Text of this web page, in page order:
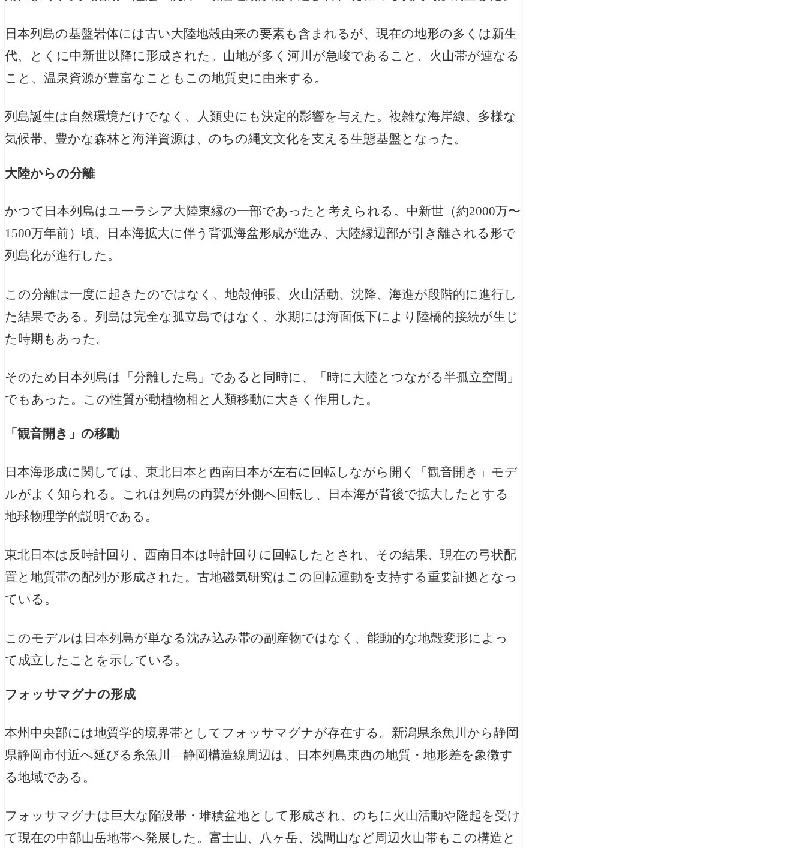
日本列島の基盤岩体には古い大陸地殻由来の要素も含まれるが、現在の地形の多くは新生
代、とくに中新世以降に形成された。山地が多く河川が急峻であること、火山帯が連なる
こと、温泉資源が豊富なこともこの地質史に由来する。
列島誕生は自然環境だけでなく、人類史にも決定的影響を与えた。複雑な海岸線、多様な
気候帯、豊かな森林と海洋資源は、のちの縄文文化を支える生態基盤となった。
大陸からの分離
かつて日本列島はユーラシア大陸東縁の一部であったと考えられる。中新世（約2000万〜
1500万年前）頃、日本海拡大に伴う背弧海盆形成が進み、大陸縁辺部が引き離される形で
列島化が進行した。
この分離は一度に起きたのではなく、地殻伸張、火山活動、沈降、海進が段階的に進行し
た結果である。列島は完全な孤立島ではなく、氷期には海面低下により陸橋的接続が生じ
た時期もあった。
そのため日本列島は「分離した島」であると同時に、「時に大陸とつながる半孤立空間」
でもあった。この性質が動植物相と人類移動に大きく作用した。
「観音開き」の移動
日本海形成に関しては、東北日本と西南日本が左右に回転しながら開く「観音開き」モデ
ルがよく知られる。これは列島の両翼が外側へ回転し、日本海が背後で拡大したとする
地球物理学的説明である。
東北日本は反時計回り、西南日本は時計回りに回転したとされ、その結果、現在の弓状配
置と地質帯の配列が形成された。古地磁気研究はこの回転運動を支持する重要証拠となっ
ている。
このモデルは日本列島が単なる沈み込み帯の副産物ではなく、能動的な地殻変形によっ
て成立したことを示している。
フォッサマグナの形成
本州中央部には地質学的境界帯としてフォッサマグナが存在する。新潟県糸魚川から静岡
県静岡市付近へ延びる糸魚川—静岡構造線周辺は、日本列島東西の地質・地形差を象徴す
る地域である。
フォッサマグナは巨大な陥没帯・堆積盆地として形成され、のちに火山活動や隆起を受け
て現在の中部山岳地帯へ発展した。富士山、八ヶ岳、浅間山など周辺火山帯もこの構造と